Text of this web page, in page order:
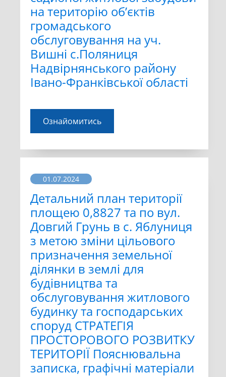
на територію об’єктів
громадського
обслуговування на уч.
Вишні с.Поляниця
Надвірнянського району
Івано-Франківської області
Ознайомитись
01.07.2024
Детальний план території
площею 0,8827 та по вул.
Довгий Грунь в с. Яблуниця
з метою зміни цільового
призначення земельної
ділянки в землі для
будівництва та
обслуговування житлового
будинку та господарських
споруд СТРАТЕГІЯ
ПРОСТОРОВОГО РОЗВИТКУ
ТЕРИТОРІЇ Пояснювальна
записка, графічні матеріали